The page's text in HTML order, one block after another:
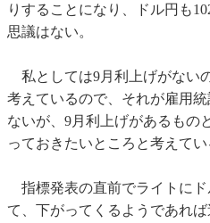
りすることになり、ドル円も
思議はない。
私としては9月利上げがない
考えているので、それが雇用
ないが、9月利上げがあるもの
っておきたいところと考えてい
指標発表の直前でライトに
て、下がってくるようであれ